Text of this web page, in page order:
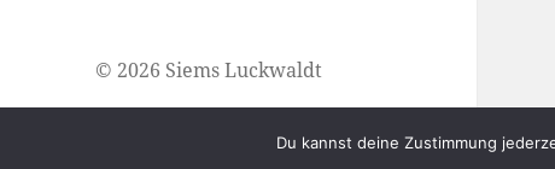
© 2026 Siems Luckwaldt
Du kannst deine Zustimmung